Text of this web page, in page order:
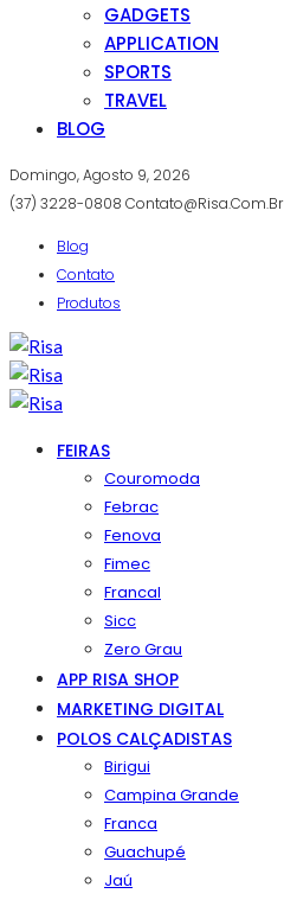
GADGETS
APPLICATION
SPORTS
TRAVEL
BLOG
Domingo, Agosto 9, 2026
(37) 3228-0808 Contato@risa.com.br
Blog
Contato
Produtos
FEIRAS
Couromoda
Febrac
Fenova
Fimec
Francal
Sicc
Zero Grau
APP RISA SHOP
MARKETING DIGITAL
POLOS CALÇADISTAS
Birigui
Campina Grande
Franca
Guachupé
Jaú